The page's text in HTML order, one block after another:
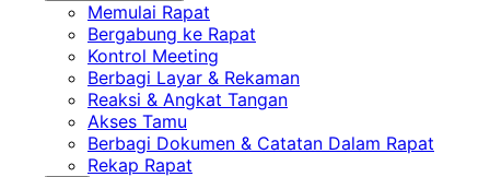
Memulai Rapat
Bergabung ke Rapat
Kontrol Meeting
Berbagi Layar & Rekaman
Reaksi & Angkat Tangan
Akses Tamu
Berbagi Dokumen & Catatan Dalam Rapat
Rekap Rapat